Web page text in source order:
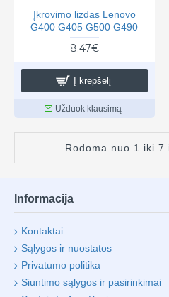
Įkrovimo lizdas Lenovo
G400 G405 G500 G490
8.47€
Į krepšelį
Užduok klausimą
Rodoma nuo 1 iki
Informacija
Kontaktai
Sąlygos ir nuostatos
Privatumo politika
Siuntimo sąlygos ir pasirinkimai